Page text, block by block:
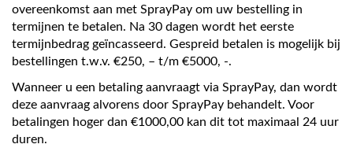
overeenkomst aan met SprayPay om uw bestelling in
termijnen te betalen. Na 30 dagen wordt het eerste
termijnbedrag geïncasseerd. Gespreid betalen is mogelijk bij
bestellingen t.w.v. €250, – t/m €5000, -.
Wanneer u een betaling aanvraagt via SprayPay, dan wordt
deze aanvraag alvorens door SprayPay behandelt. Voor
betalingen hoger dan €1000,00 kan dit tot maximaal 24 uur
duren.